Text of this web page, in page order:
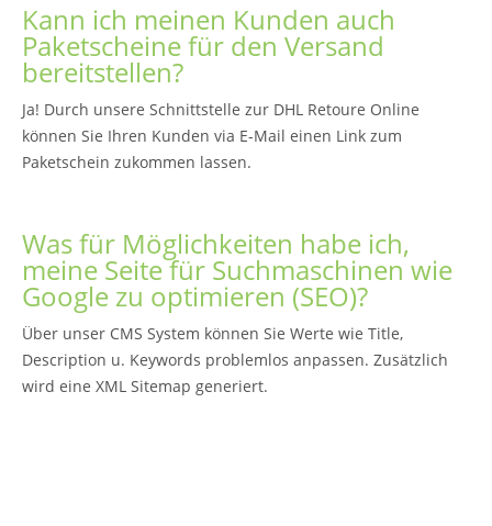
Kann ich meinen Kunden auch
Paketscheine für den Versand
bereitstellen?
Ja! Durch unsere Schnittstelle zur DHL Retoure Online
können Sie Ihren Kunden via E-Mail einen Link zum
Paketschein zukommen lassen.
Was für Möglichkeiten habe ich,
meine Seite für Suchmaschinen wie
Google zu optimieren (SEO)?
Über unser CMS System können Sie Werte wie Title,
Description u. Keywords problemlos anpassen. Zusätzlich
wird eine XML Sitemap generiert.